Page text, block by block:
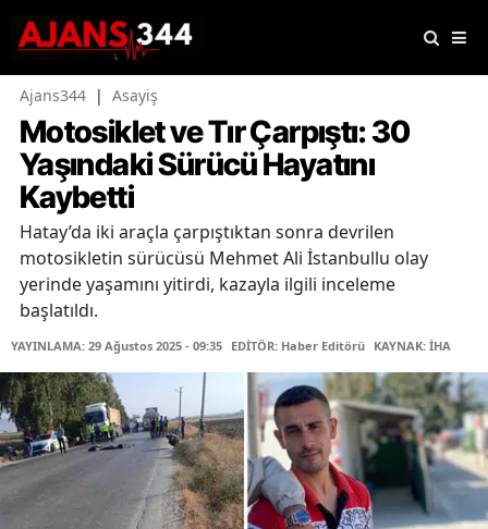
Ajans344 | Asayiş
Motosiklet ve Tır Çarpıştı: 30
Yaşındaki Sürücü Hayatını
Kaybetti
Hatay’da iki araçla çarpıştıktan sonra devrilen
motosikletin sürücüsü Mehmet Ali İstanbullu olay
yerinde yaşamını yitirdi, kazayla ilgili inceleme
başlatıldı.
YAYINLAMA: 29 Ağustos 2025 - 09:35 EDİTÖR: Haber Editörü KAYNAK: İHA